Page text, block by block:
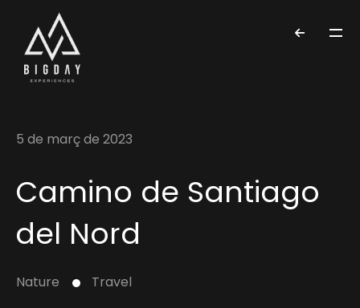
5 de març de 2023
Camino de Santiago
del Nord
Nature Travel